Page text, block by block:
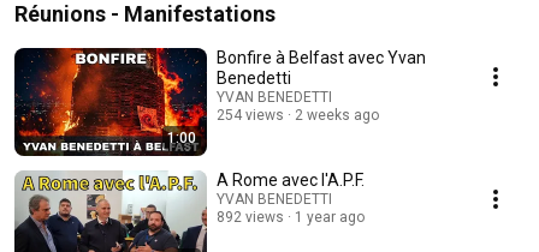
Réunions - Manifestations
1:00
Bonfire à Belfast avec Yvan
Benedetti
YVAN BENEDETTI
254 views
2 weeks ago
A Rome avec l'A.P.F.
YVAN BENEDETTI
892 views
1 year ago